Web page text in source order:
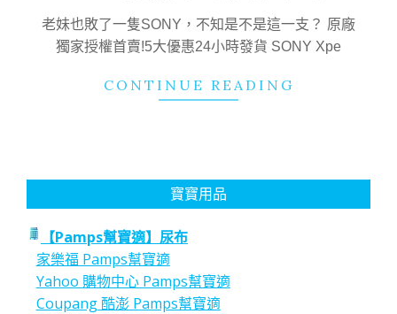
11
老妹也敗了一隻SONY，不知是不是這一支？ 原廠
獨家授權首賣!5大優惠24小時發貨 SONY Xpe
CONTINUE READING
寶寶用品
【Pamps幫寶適】尿布
家樂福 Pamps幫寶適
Yahoo 購物中心 Pamps幫寶適
Coupang 酷澎 Pamps幫寶適